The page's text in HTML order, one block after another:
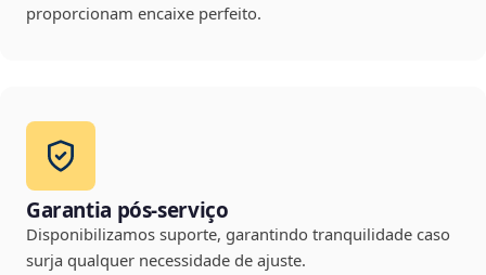
proporcionam encaixe perfeito.
Garantia pós-serviço
Disponibilizamos suporte, garantindo tranquilidade caso
surja qualquer necessidade de ajuste.